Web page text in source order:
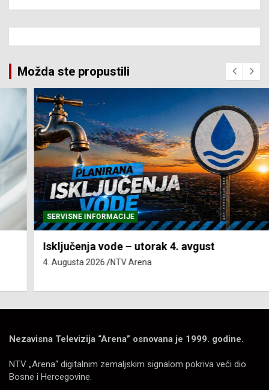
Možda ste propustili
SERVISNE INFORMACIJE
Isključenja vode – utorak 4. avgust
4. Augusta 2026. NTV Arena
Nezavisna Televizija “Arena” osnovana je 1999. godine.
NTV „Arena“ digitalnim zemaljskim signalom pokriva veći dio
Bosne i Hercegovine.